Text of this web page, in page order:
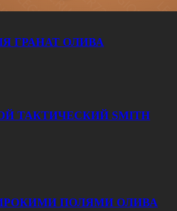
ГРАНАТ ОЛИВА
ТАКТИЧЕСКИЙ SMITH
ПОЛЯМИ ОЛИВА